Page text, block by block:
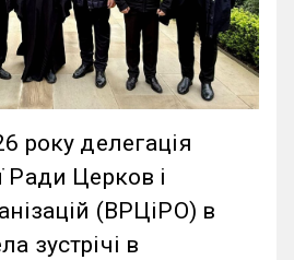
року делегація
Ради Церков і
(ВРЦіРО) в
зустрічі в